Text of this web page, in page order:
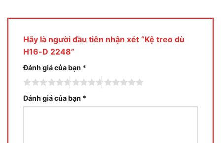
Hãy là người đầu tiên nhận xét “Kệ treo dù
H16-D 2248”
Đánh giá của bạn *
Đánh giá của bạn *